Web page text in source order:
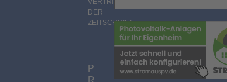
VERTRIEB
DER
ZEITSCHRIFT.
P
R